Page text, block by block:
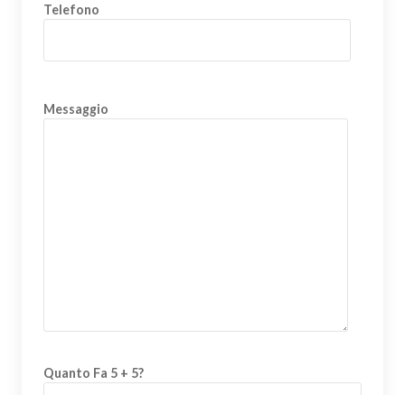
Telefono
Messaggio
Quanto Fa 5 + 5?